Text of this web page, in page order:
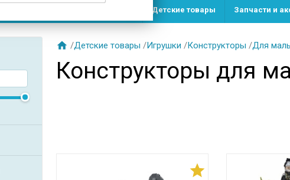
Детские товары Запчасти и
 /Детские товары /Игрушки /Конструкторы /Для
Конструкторы для
